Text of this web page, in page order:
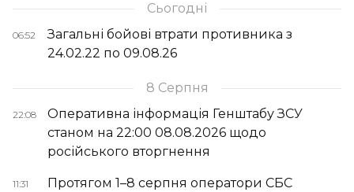
Сьогодні
06:52
Загальні бойові втрати противника з
24.02.22 по 09.08.26
8 Серпня
22:08
Оперативна інформація Генштабу ЗСУ
станом на 22:00 08.08.2026 щодо
російського вторгнення
11:31
Протягом 1–8 серпня оператори СБС